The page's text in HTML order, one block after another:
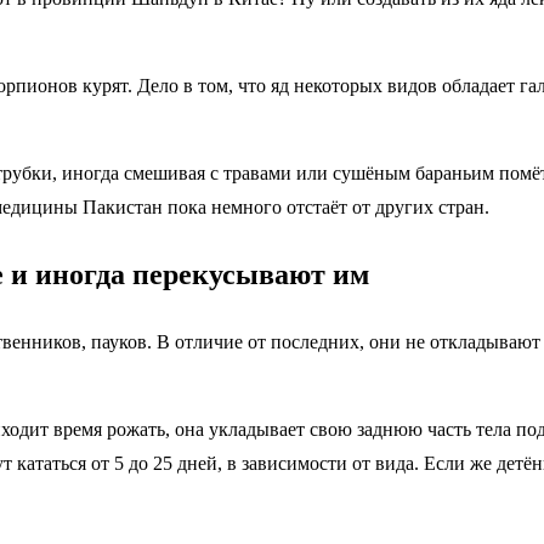
курят. Дело в том, что яд некоторых видов
иногда смешивая с травами или сушёным бараньим
Пакистан пока немного отстаёт от других стран.
иногда перекусывают им
пауков. В отличие от последних, они не
время рожать, она укладывает свою заднюю часть тела
от 5 до 25 дней, в зависимости от вида. Если же